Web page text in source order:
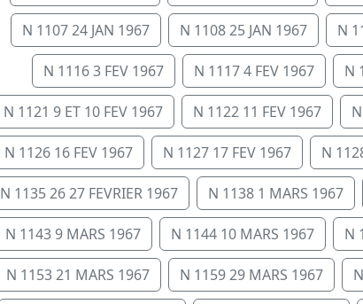
N 1107 24 JAN 1967 N 1108 25 JAN 1967 N
N 1116 3 FEV 1967 N 1117 4 FEV 1967 N
N 1121 9 ET 10 FEV 1967 N 1122 11 FEV 1967
N 1126 16 FEV 1967 N 1127 17 FEV 1967 N
N 1135 26 27 FEVRIER 1967 N 1138 1 MARS 1967
N 1143 9 MARS 1967 N 1144 10 MARS 1967 N
N 1153 21 MARS 1967 N 1159 29 MARS 1967